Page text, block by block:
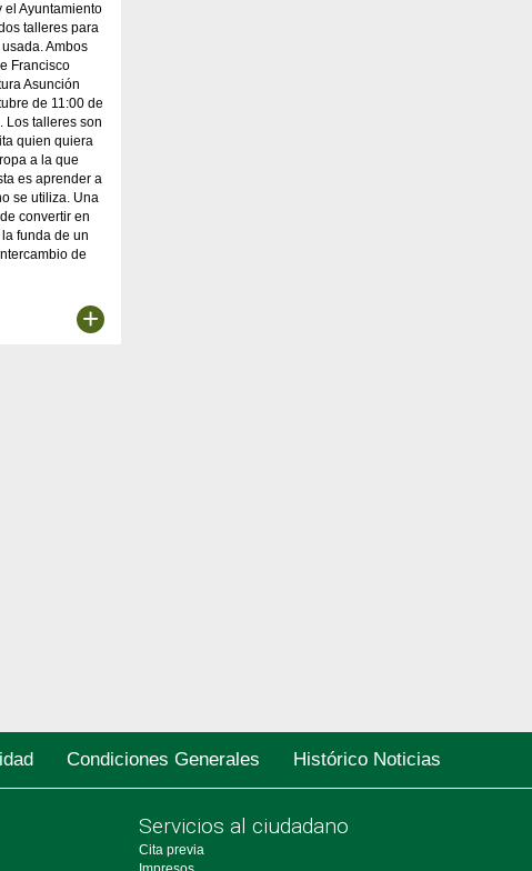
el Ayuntamiento
talleres para
Ambos
Francisco
Asunción
de 11:00 de
Los talleres son
quien quiera
a la que
es aprender a
se utiliza. Una
convertir en
funda de un
de
+
Condiciones Generales Histórico Noticias
Servicios al ciudadano
Cita previa